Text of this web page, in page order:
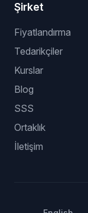
Şirket
Fiyatlandırma
Tedarikçiler
Kurslar
Blog
SSS
Ortaklık
İletişim